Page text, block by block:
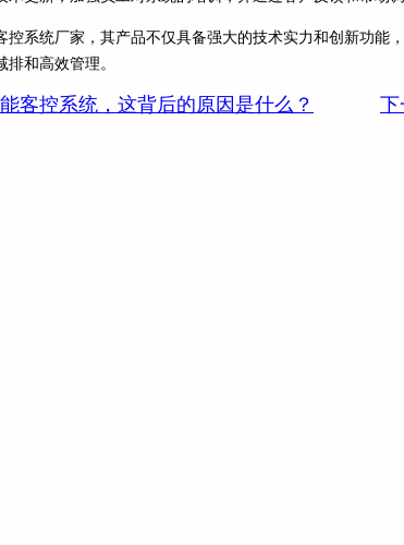
控系统厂家，其产品不仅具备强大的技术实力和创新功能
和高效管理。
客控系统，这背后的原因是什么？ 下